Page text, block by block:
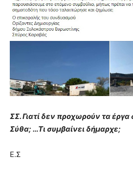
ΣΣ. Γιατί δεν προχωρούν τα έργα
Σύθα; …Τι συμβαίνει δήμαρχε;
Ε.Σ